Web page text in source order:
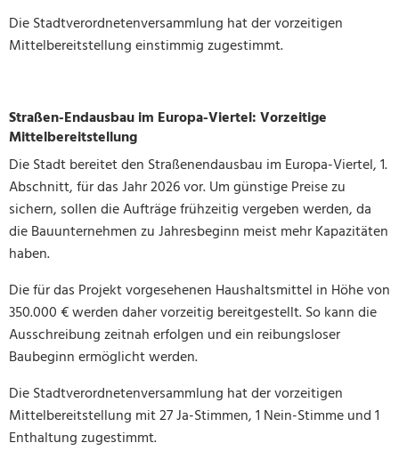
Die Stadtverordnetenversammlung hat der vorzeitigen
Mittelbereitstellung einstimmig zugestimmt.
Straßen-Endausbau im Europa-Viertel: Vorzeitige
Mittelbereitstellung
Die Stadt bereitet den Straßenendausbau im Europa-Viertel, 1.
Abschnitt, für das Jahr 2026 vor. Um günstige Preise zu
sichern, sollen die Aufträge frühzeitig vergeben werden, da
die Bauunternehmen zu Jahresbeginn meist mehr Kapazitäten
haben.
Die für das Projekt vorgesehenen Haushaltsmittel in Höhe von
350.000 € werden daher vorzeitig bereitgestellt. So kann die
Ausschreibung zeitnah erfolgen und ein reibungsloser
Baubeginn ermöglicht werden.
Die Stadtverordnetenversammlung hat der vorzeitigen
Mittelbereitstellung mit 27 Ja-Stimmen, 1 Nein-Stimme und 1
Enthaltung zugestimmt.